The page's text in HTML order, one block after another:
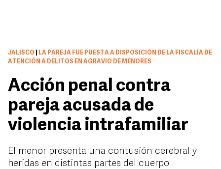
JALISCO
LA PAREJA FUE PUESTA A DISPOSICIÓN DE LA FISCALÍA DE
ATENCIÓN A DELITOS EN AGRAVIO DE MENORES
Acción penal contra
pareja acusada de
violencia intrafamiliar
El menor presenta una contusión cerebral y
heridas en distintas partes del cuerpo